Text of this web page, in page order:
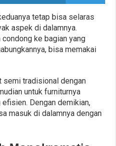
tetap bisa selaras
aspek di dalamnya.
ke bagian yang
bisa memakai
semi tradisional dengan
untuk furniturnya
Dengan demikian,
masuk di dalamnya dengan